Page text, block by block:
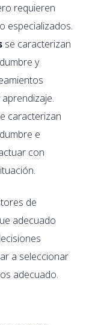
requieren
especializados.
se caracterizan
y
caracterizan
e
con
de
adecuado
a seleccionar
adecuado.